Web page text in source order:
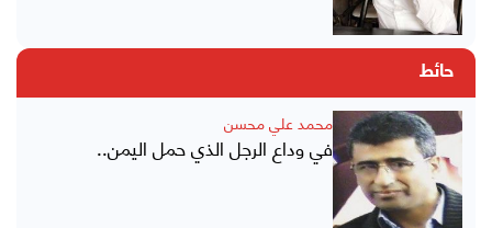
حائط
محمد علي محسن
في وداع الرجل الذي حمل اليمن..